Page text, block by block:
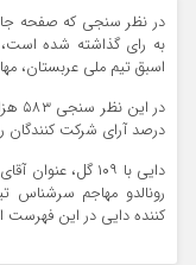
در نظر سنجی که صفحه جام
به رای گذاشته شده است،
اسبق تیم ملی عربستان،
درصد آرای شرکت
دایی با ۱۰۹ گل،
کننده دایی در این فهرست